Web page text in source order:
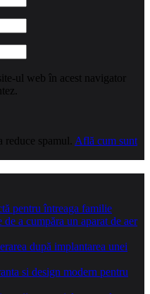
ul web în acest navigator
reduce spamul. Află cum sunt
pentru întreaga familie
a cumpăra un aparat de aer
după implantarea unei
si design modern pentru